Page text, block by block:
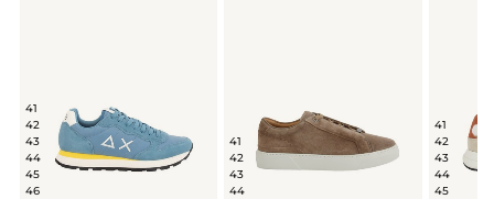
41
42
43
44
45
46
41
42
43
44
41
42
43
44
45